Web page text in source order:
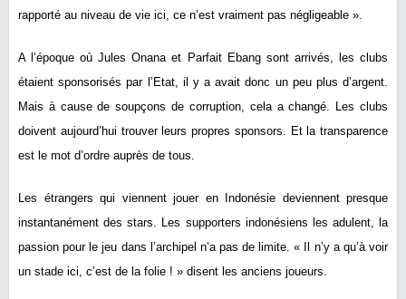
rapporté au niveau de vie ici, ce n’est vraiment pas négligeable ».
A l’époque où Jules Onana et Parfait Ebang sont arrivés, les clubs
étaient sponsorisés par l’Etat, il y a avait donc un peu plus d’argent.
Mais à cause de soupçons de corruption, cela a changé. Les clubs
doivent aujourd’hui trouver leurs propres sponsors. Et la transparence
est le mot d’ordre auprès de tous.
Les étrangers qui viennent jouer en Indonésie deviennent presque
instantanément des stars. Les supporters indonésiens les adulent, la
passion pour le jeu dans l’archipel n’a pas de limite. « Il n’y a qu’à voir
un stade ici, c’est de la folie ! » disent les anciens joueurs.